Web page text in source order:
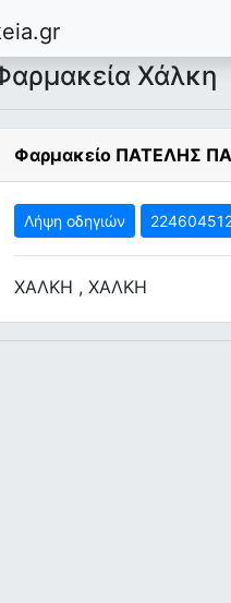
Χάλκη
Φαρμακείο ΠΑΤΕΛΗΣ
Λήψη οδηγιών
ΧΑΛΚΗ , ΧΑΛΚΗ